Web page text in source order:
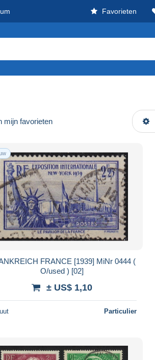
Favorieten
mijn favorieten
FRANCE [1939] MiNr 0444 (
O/used ) [02]
± US$ 1,10
Particulier